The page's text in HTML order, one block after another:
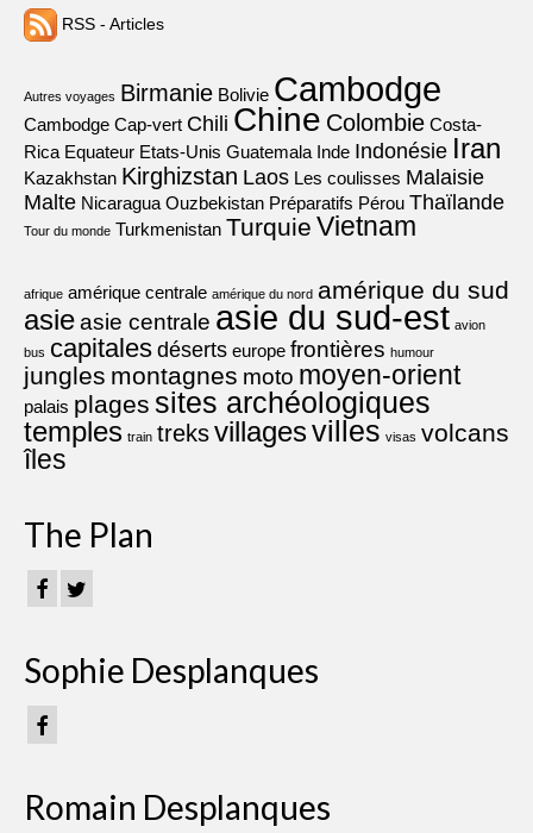
RSS - Articles
Autres voyages Birmanie Bolivie Cambodge
Cambodge Cap-vert Chili Chine Colombie Costa-
Rica Equateur Etats-Unis Guatemala Inde Indonésie Iran
Kazakhstan Kirghizstan Laos Les coulisses Malaisie
Malte Nicaragua Ouzbekistan Préparatifs Pérou Thaïlande
Tour du monde Turkmenistan Turquie Vietnam
afrique amérique centrale amérique du nord amérique du sud
asieasie centrale asie du sud-est avion
bus capitales déserts europe frontières humour
jungles montagnes moto moyen-orient
palais plages sites archéologiques
temples train treksvillagesvilles visas volcans
îles
The Plan
Sophie Desplanques
Romain Desplanques